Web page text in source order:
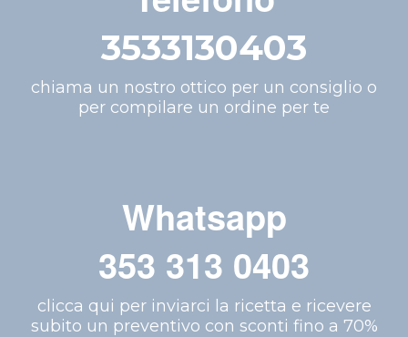
3533130403
chiama un nostro ottico per un consiglio o
per compilare un ordine per te
Whatsapp
353 313 0403
clicca qui per inviarci la ricetta e ricevere
subito un preventivo con sconti fino a 70%